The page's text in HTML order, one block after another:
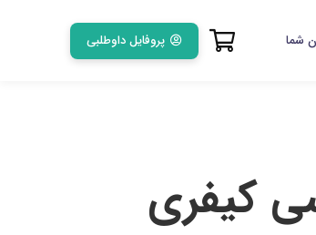
شما پروفایل داوطلبی
کیفری